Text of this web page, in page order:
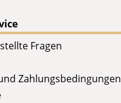
Fragen
Zahlungsbedingungen